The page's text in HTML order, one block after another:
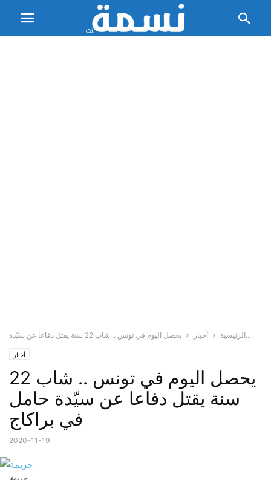
الرئيسية أخبار يحصل اليوم في تونس .. شاب 22 سنة يقتل دفاعا عن سيّدة...
أخبار
يحصل اليوم في تونس .. شاب 22
سنة يقتل دفاعا عن سيّدة حامل
في براكاج
2020-11-19
جريمة